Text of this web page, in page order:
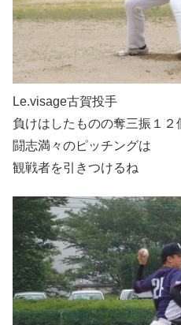
Le.visage古賀投手
負けはしたものの奪三振１２
闘志満々のピッチングは
観戦者を引きつけるね